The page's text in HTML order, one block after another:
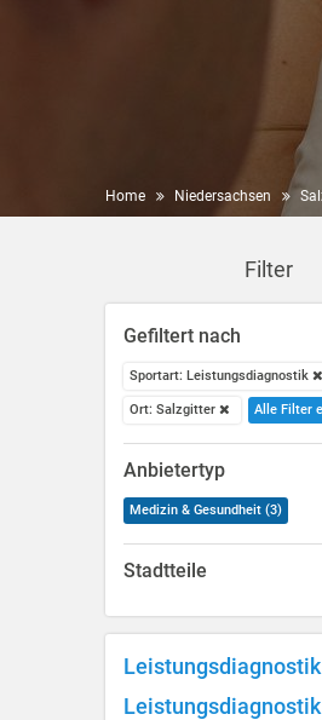
Home Niedersachsen
Filter
Gefiltert nach
Sportart: Leistungsdiagnostik
Ort: Salzgitter Alle Filter
Anbietertyp
Medizin & Gesundheit (3)
Stadtteile
Leistungsdiagnostik
Leistungsdiagnostik